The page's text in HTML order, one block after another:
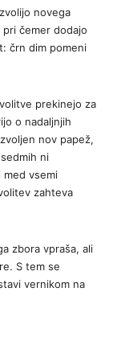
novega
čemer dodajo
črn dim pomeni
prekinejo za
o nadaljnjih
nov papež,
ni
med vsemi
zahteva
zbora vpraša, ali
S tem se
vernikom na